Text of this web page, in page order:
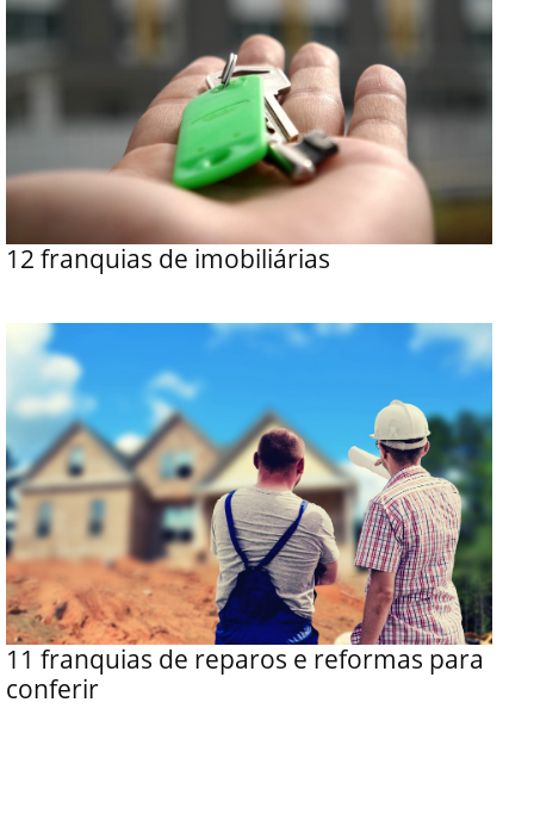
12 franquias de imobiliárias
11 franquias de reparos e reformas para
conferir